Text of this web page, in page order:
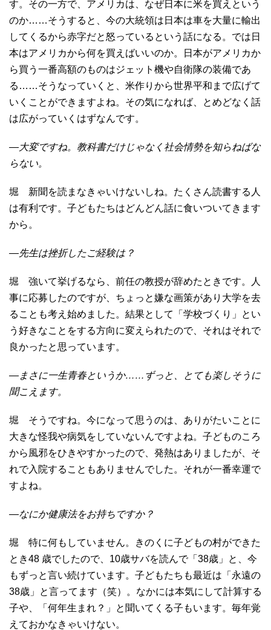
す。その一方で、アメリカは、なぜ日本に米を買えという
のか……そうすると、今の大統領は日本は車を大量に輸出
してくるから赤字だと怒っているという話になる。では日
本はアメリカから何を買えばいいのか。日本がアメリカか
ら買う一番高額のものはジェット機や自衛隊の装備であ
る……そうなっていくと、米作りから世界平和まで広げて
いくことができますよね。その気になれば、とめどなく話
は広がっていくはずなんです。
―大変ですね。教科書だけじゃなく社会情勢を知らねばな
らない。
堀 新聞を読まなきゃいけないしね。たくさん読書する人
は有利です。子どもたちはどんどん話に食いついてきます
から。
―先生は挫折したご経験は？
堀 強いて挙げるなら、前任の教授が辞めたときです。人
事に応募したのですが、ちょっと嫌な画策があり大学を去
ることも考え始めました。結果として「学校づくり」とい
う好きなことをする方向に変えられたので、それはそれで
良かったと思っています。
―まさに一生青春というか……ずっと、とても楽しそうに
聞こえます。
堀 そうですね。今になって思うのは、ありがたいことに
大きな怪我や病気をしていないんですよね。子どものころ
から風邪をひきやすかったので、発熱はありましたが、そ
れで入院することもありませんでした。それが一番幸運で
すよね。
―なにか健康法をお持ちですか？
堀 特に何もしていません。きのくに子どもの村ができた
とき48 歳でしたので、10歳サバを読んで「38歳」と、今
もずっと言い続けています。子どもたちも最近は「永遠の
38歳」と言ってます（笑）。なかには本気にして計算する
子や、「何年生まれ？」と聞いてくる子もいます。毎年覚
えておかなきゃいけない。